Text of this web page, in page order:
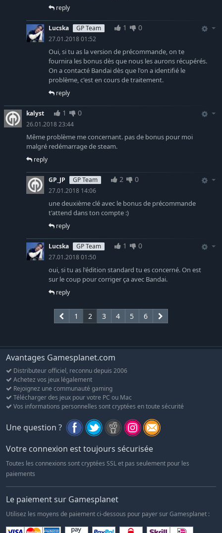
reply
Lucska GP Team 1 0
27.01.2018 01:52
Oui, si tu as la version de précommande, on te
fournira les bonus dès que nous les aurons récupérés.
On a contacté Bandai dès que l'on a identifié le
problème, c'est en cours de traitement.
reply
kalyst 1 0
26.01.2018 23:44
Même problème me concernant. pas de bonus pour moi
malgré redémarrage de steam.
reply
GP_JP GP Team 2 0
27.01.2018 14:06
une deuxième clé avec le bonus de précommande
t'attend dans ton compte :)
reply
Lucska GP Team 1 0
27.01.2018 01:50
oui, si tu as l'édition standard tu es concerné. On est
sur le coup pour corriger ça avec Bandai.
reply
1 2 3 4 5 6
Avantages Gamesplanet.com
Distributeur officiel, reconnu depuis 2006
Achetez vos jeux légalement
Rejoignez une communauté gaming
Télécharger des jeux pour votre PC ou Mac
Vos informations personnelles sont cryptées en toute sécurité
Une question ?
Votre connexion est toujours sécurisée
Toutes les connexions sont cryptées SSL et pas seulement pour les
paiements
Le paiement sur Gamesplanet
Utilisez les moyens de paiement ci-dessous pour payer sur Gamesplanet :